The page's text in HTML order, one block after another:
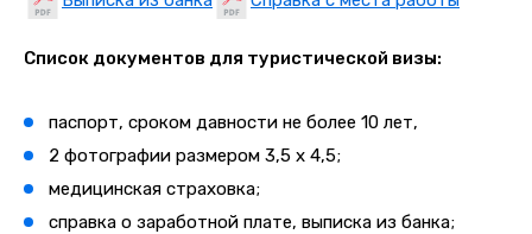
Список документов для туристической визы:
паспорт, сроком давности не более 10 лет,
2 фотографии размером 3,5 х 4,5;
медицинская страховка;
справка о заработной плате, выписка из банка;